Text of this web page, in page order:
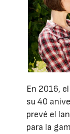
En 2016,
su 40
prevé el
para la